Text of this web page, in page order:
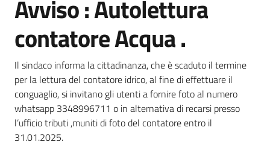
Avviso : Autolettura
contatore Acqua .
Il sindaco informa la cittadinanza, che è scaduto il termine
per la lettura del contatore idrico, al fine di effettuare il
conguaglio, si invitano gli utenti a fornire foto al numero
whatsapp 3348996711 o in alternativa di recarsi presso
l’ufficio tributi ,muniti di foto del contatore entro il
31.01.2025.